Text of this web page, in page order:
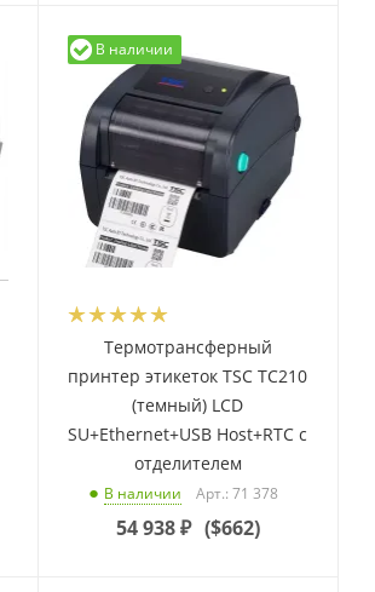
В наличии
Термотрансферный
принтер этикеток TSC TC210
(темный) LCD
SU+Ethernet+USB Host+RTC с
отделителем
В наличии Арт.: 71 378
54 938₽ ($662)